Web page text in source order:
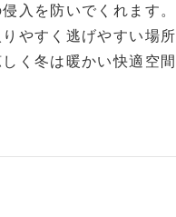
入を防いでくれます。
やすく逃げやすい場所
く冬は暖かい快適空間